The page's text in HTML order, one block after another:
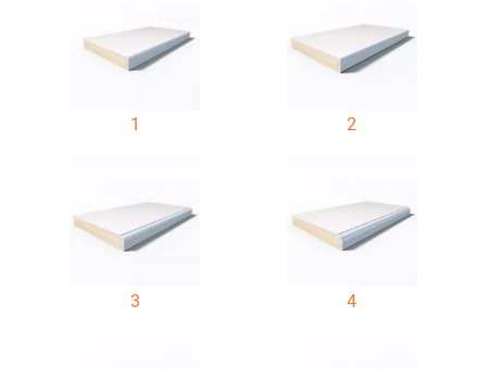
1 2
3 4